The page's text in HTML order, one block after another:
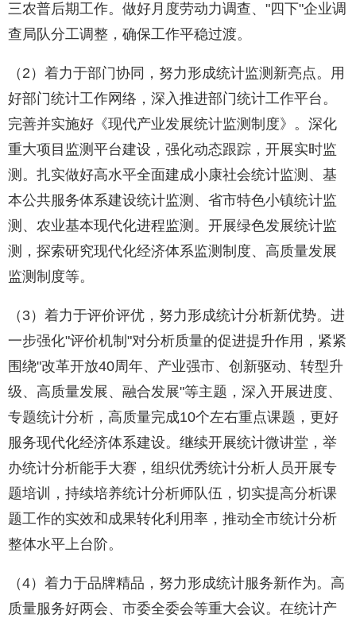
三农普后期工作。做好月度劳动力调查、"四下"企业调
查局队分工调整，确保工作平稳过渡。
（2）着力于部门协同，努力形成统计监测新亮点。用
好部门统计工作网络，深入推进部门统计工作平台。
完善并实施好《现代产业发展统计监测制度》。深化
重大项目监测平台建设，强化动态跟踪，开展实时监
测。扎实做好高水平全面建成小康社会统计监测、基
本公共服务体系建设统计监测、省市特色小镇统计监
测、农业基本现代化进程监测。开展绿色发展统计监
测，探索研究现代化经济体系监测制度、高质量发展
监测制度等。
（3）着力于评价评优，努力形成统计分析新优势。进
一步强化"评价机制"对分析质量的促进提升作用，紧紧
围绕"改革开放40周年、产业强市、创新驱动、转型升
级、高质量发展、融合发展"等主题，深入开展进度、
专题统计分析，高质量完成10个左右重点课题，更好
服务现代化经济体系建设。继续开展统计微讲堂，举
办统计分析能手大赛，组织优秀统计分析人员开展专
题培训，持续培养统计分析师队伍，切实提高分析课
题工作的实效和成果转化利用率，推动全市统计分析
整体水平上台阶。
（4）着力于品牌精品，努力形成统计服务新作为。高
质量服务好两会、市委全委会等重大会议。在统计产